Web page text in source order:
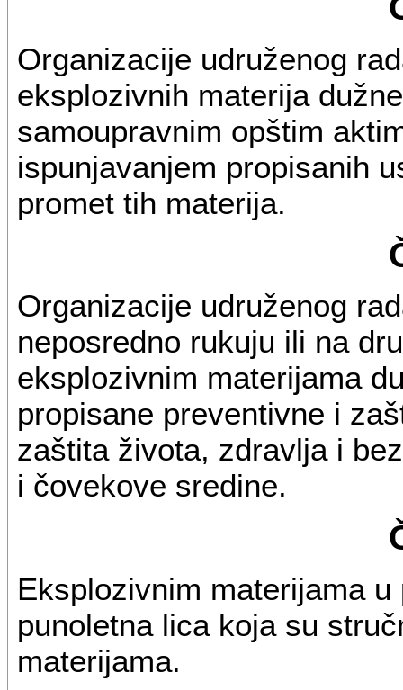
Organizacije udruženog
eksplozivnih materija
samoupravnim opštim
ispunjavanjem propisanih
promet tih materija.
Organizacije udruženog
neposredno rukuju ili na
eksplozivnim materijama
propisane preventivne i
zaštita života, zdravlja i
i čovekove sredine.
Eksplozivnim materijama
punoletna lica koja su
materijama.